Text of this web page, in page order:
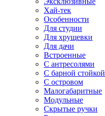
Хай-тек
Особенности
Для студии
Для хрущевки
Для дачи
Встроенные
С антресолями
С барной стойкой
С островом
Малогабаритные
Модульные
Скрытые ручки